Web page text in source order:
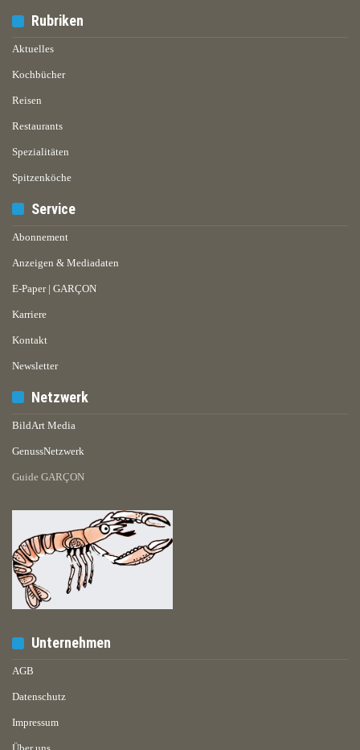
Rubriken
Aktuelles
Kochbücher
Reisen
Restaurants
Spezialitäten
Spitzenköche
Service
Abonnement
Anzeigen & Mediadaten
E-Paper | GARÇON
Karriere
Kontakt
Newsletter
Netzwerk
BildArt Media
GenussNetzwerk
Guide GARÇON
Unternehmen
AGB
Datenschutz
Impressum